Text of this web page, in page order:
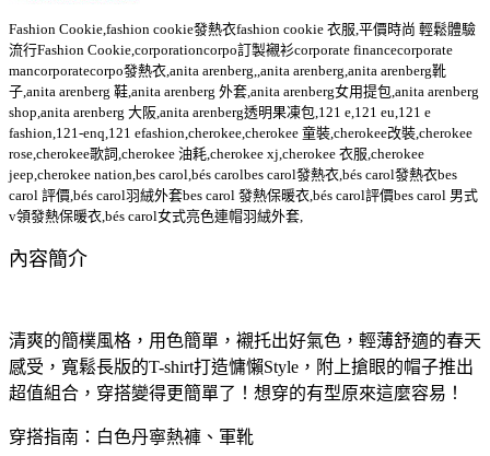
Fashion Cookie,fashion cookie發熱衣fashion cookie 衣服,平價時尚 輕鬆體驗
流行Fashion Cookie,corporationcorpo訂製襯衫corporate financecorporate
mancorporatecorpo發熱衣,anita arenberg,,anita arenberg,anita arenberg靴
子,anita arenberg 鞋,anita arenberg 外套,anita arenberg女用提包,anita arenberg
shop,anita arenberg 大阪,anita arenberg透明果凍包,121 e,121 eu,121 e
fashion,121-enq,121 efashion,cherokee,cherokee 童裝,cherokee改裝,cherokee
rose,cherokee歌詞,cherokee 油耗,cherokee xj,cherokee 衣服,cherokee
jeep,cherokee nation,bes carol,bés carolbes carol發熱衣,bés carol發熱衣bes
carol 評價,bés carol羽絨外套bes carol 發熱保暖衣,bés carol評價bes carol 男式
v領發熱保暖衣,bés carol女式亮色連帽羽絨外套,
內容簡介
清爽的簡樸風格，用色簡單，襯托出好氣色，輕薄舒適的春天
感受，寬鬆長版的T-shirt打造慵懶Style，附上搶眼的帽子推出
超值組合，穿搭變得更簡單了！想穿的有型原來這麼容易！
穿搭指南：白色丹寧熱褲、軍靴